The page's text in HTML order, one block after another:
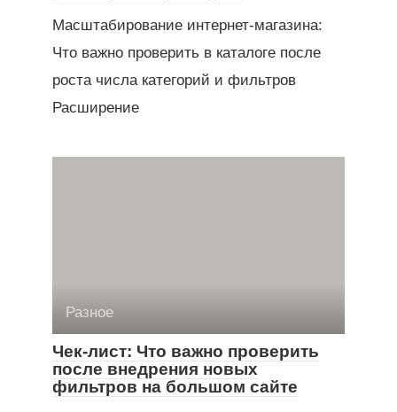
Масштабирование интернет-магазина:
Что важно проверить в каталоге после
роста числа категорий и фильтров
Расширение
Разное
Чек-лист: Что важно проверить
после внедрения новых
фильтров на большом сайте